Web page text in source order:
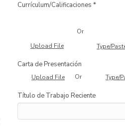
Currículum/Calificaciones *
Upload File
Or
Type/
Carta de Presentación
Upload File Or Type/
Título de Trabajo Reciente